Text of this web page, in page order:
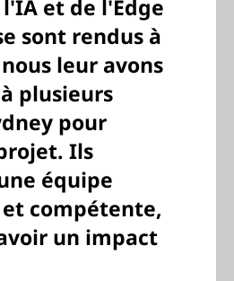
et de l'Edge
sont rendus à
leur avons
plusieurs
pour
Ils
équipe
compétente,
un impact